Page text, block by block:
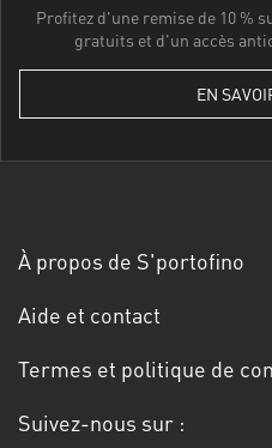
Profitez d'une remise de 10 %
gratuits et d'un accès
EN
À propos de S'portofino
Aide et contact
Termes et politique de
Suivez-nous sur :